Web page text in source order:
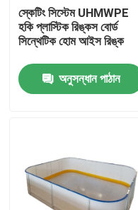
বাড়ি
আমাদের সম্পর্কে
স্কেটিং সিস্টেম UHMWPE
হকি প্লাস্টিক রিঙ্কস বোর্ড
সিন্থেটিক হোম আইস রিঙ্ক
অনুসন্ধান পাঠান